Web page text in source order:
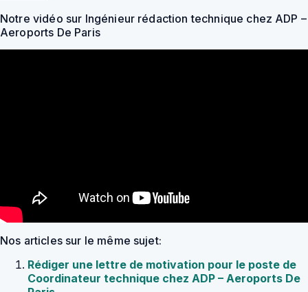
Notre vidéo sur Ingénieur rédaction technique chez ADP –
Aeroports De Paris
Nos articles sur le même sujet:
Rédiger une lettre de motivation pour le poste de
Coordinateur technique chez ADP – Aeroports De